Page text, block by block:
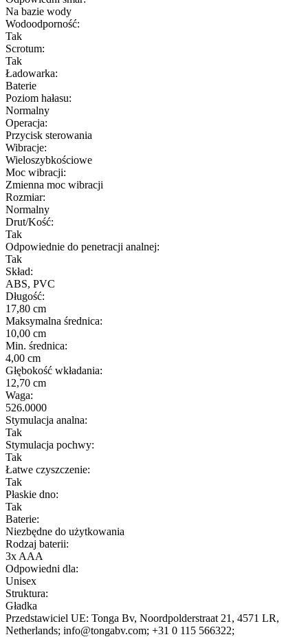
Na bazie wody
Wodoodporność:
Tak
Scrotum:
Tak
Ładowarka:
Baterie
Poziom hałasu:
Normalny
Operacja:
Przycisk sterowania
Wibracje:
Wieloszybkościowe
Moc wibracji:
Zmienna moc wibracji
Rozmiar:
Normalny
Drut/Kość:
Tak
Odpowiednie do penetracji analnej:
Tak
Skład:
ABS, PVC
Długość:
17,80 cm
Maksymalna średnica:
10,00 cm
Min. średnica:
4,00 cm
Głębokość wkładania:
12,70 cm
Waga:
526.0000
Stymulacja analna:
Tak
Stymulacja pochwy:
Tak
Łatwe czyszczenie:
Tak
Płaskie dno:
Tak
Baterie:
Niezbędne do użytkowania
Rodzaj baterii:
3x AAA
Odpowiedni dla:
Unisex
Struktura:
Gładka
Przedstawiciel UE: Tonga Bv, Noordpolderstraat 21 , 4571 LR,
Netherlands; info@tongabv.com; +31 0 115 566322;